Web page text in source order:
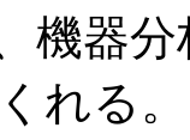
機器
れる